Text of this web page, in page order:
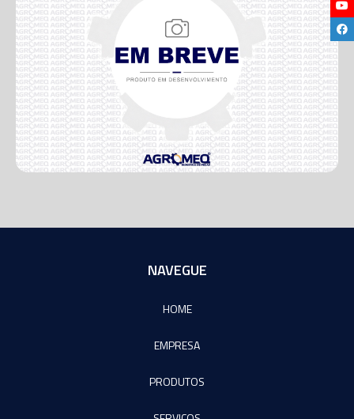
NAVEGUE
HOME
EMPRESA
PRODUTOS